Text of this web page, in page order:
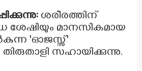
ശരീരത്തിന്
ശേഷിയും മാനസികമായ
'ഓജസ്സ്'
തിരുതാളി സഹായിക്കുന്നു.